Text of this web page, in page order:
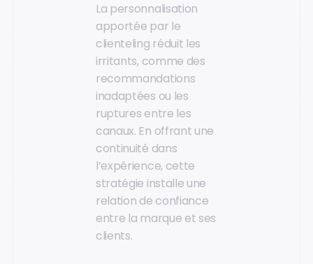
La personnalisation
apportée par le
clienteling réduit les
irritants, comme des
recommandations
inadaptées ou les
ruptures entre les
canaux. En offrant une
continuité dans
l’expérience, cette
stratégie installe une
relation de confiance
entre la marque et ses
clients.